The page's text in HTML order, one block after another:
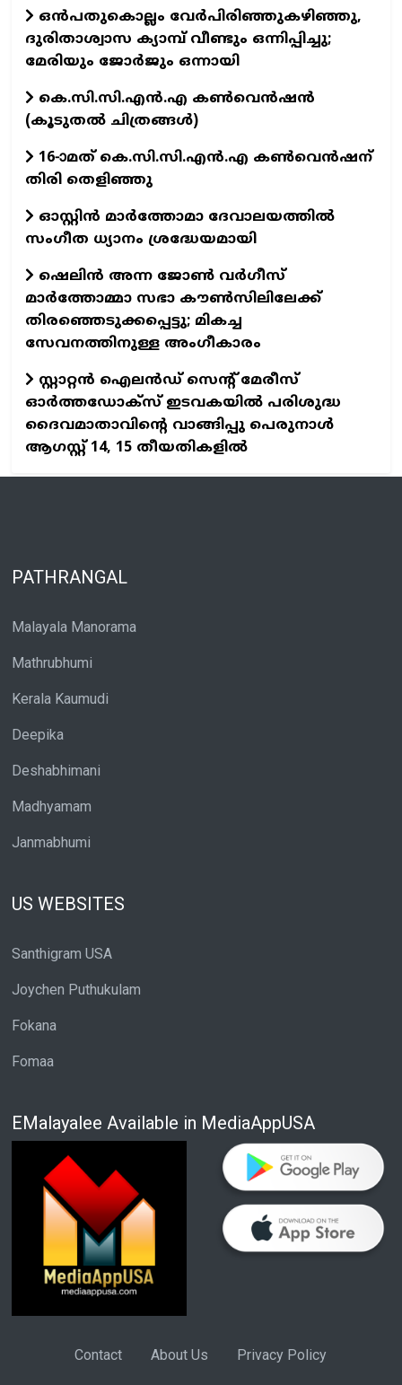
ഒന്‍പതുകൊല്ലം വേര്‍പിരിഞ്ഞുകഴിഞ്ഞു,
ദുരിതാശ്വാസ ക്യാമ്പ് വീണ്ടും ഒന്നിപ്പിച്ചു;
മേരിയും ജോര്‍ജും ഒന്നായി
കെ.സി.സി.എന്‍.എ കൺവെൻഷൻ
(കൂടുതല്‍ ചിത്രങ്ങള്‍)
16-ാമത് കെ.സി.സി.എന്‍.എ കൺവെൻഷന്
തിരി തെളിഞ്ഞു
ഓസ്റ്റിൻ മാർത്തോമാ ദേവാലയത്തിൽ
സംഗീത ധ്യാനം ശ്രദ്ധേയമായി
ഷെലിൻ അന്ന ജോൺ വർഗീസ്
മാർത്തോമ്മാ സഭാ കൗൺസിലിലേക്ക്
തിരഞ്ഞെടുക്കപ്പെട്ടു; മികച്ച
സേവനത്തിനുള്ള അംഗീകാരം
സ്റ്റാറ്റൻ ഐലൻഡ് സെന്റ് മേരീസ്
ഓർത്തഡോക്സ് ഇടവകയിൽ പരിശുദ്ധ
ദൈവമാതാവിന്റെ വാങ്ങിപ്പു പെരുനാൾ
ആഗസ്റ്റ് 14, 15 തീയതികളിൽ
PATHRANGAL
Malayala Manorama
Mathrubhumi
Kerala Kaumudi
Deepika
Deshabhimani
Madhyamam
Janmabhumi
US WEBSITES
Santhigram USA
Joychen Puthukulam
Fokana
Fomaa
EMalayalee Available in MediaAppUSA
Contact About Us Privacy Policy